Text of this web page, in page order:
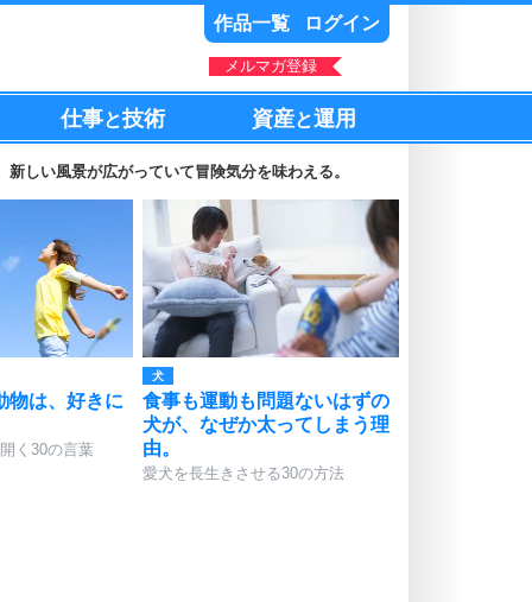
作品一覧 ログイン
メルマガ登録
仕事と技術 資産と運用
しい風景が広がっていて冒険気分を味わえる。
物は、好きに
く30の言葉
犬
食事も運動も問題ないはずの
犬が、なぜか太ってしまう理
由。
愛犬を長生きさせる30の方法